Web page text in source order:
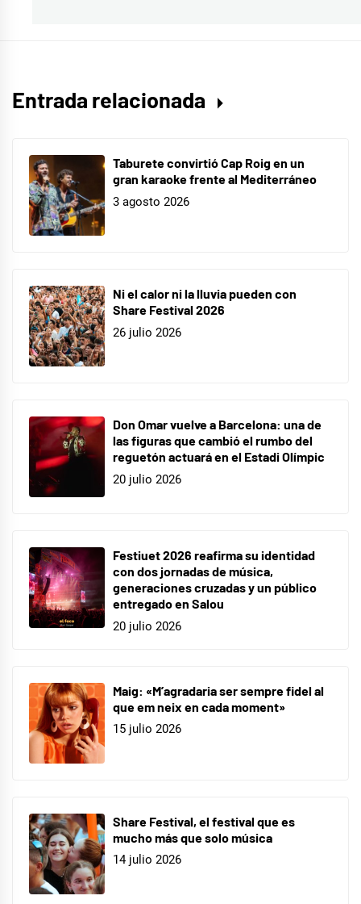
Entrada relacionada
Taburete convirtió Cap Roig en un
gran karaoke frente al Mediterráneo
3 agosto 2026
Ni el calor ni la lluvia pueden con
Share Festival 2026
26 julio 2026
Don Omar vuelve a Barcelona: una de
las figuras que cambió el rumbo del
reguetón actuará en el Estadi Olímpic
20 julio 2026
Festiuet 2026 reafirma su identidad
con dos jornadas de música,
generaciones cruzadas y un público
entregado en Salou
20 julio 2026
Maig: «M’agradaria ser sempre fidel al
que em neix en cada moment»
15 julio 2026
Share Festival, el festival que es
mucho más que solo música
14 julio 2026